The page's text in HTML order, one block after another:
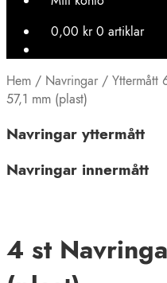
0,00 kr 0 artiklar
Hem / Navringar/ Yttermått
57,1 mm (plast)
4 st
Navringar yttermått
Navringar innermått